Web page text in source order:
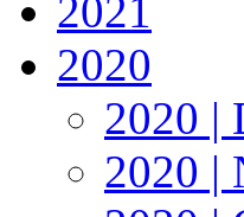
2021
2020
2020 |
2020 |